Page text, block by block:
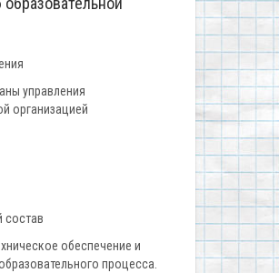
управления
организацией
состав
обеспечение и
процесса.